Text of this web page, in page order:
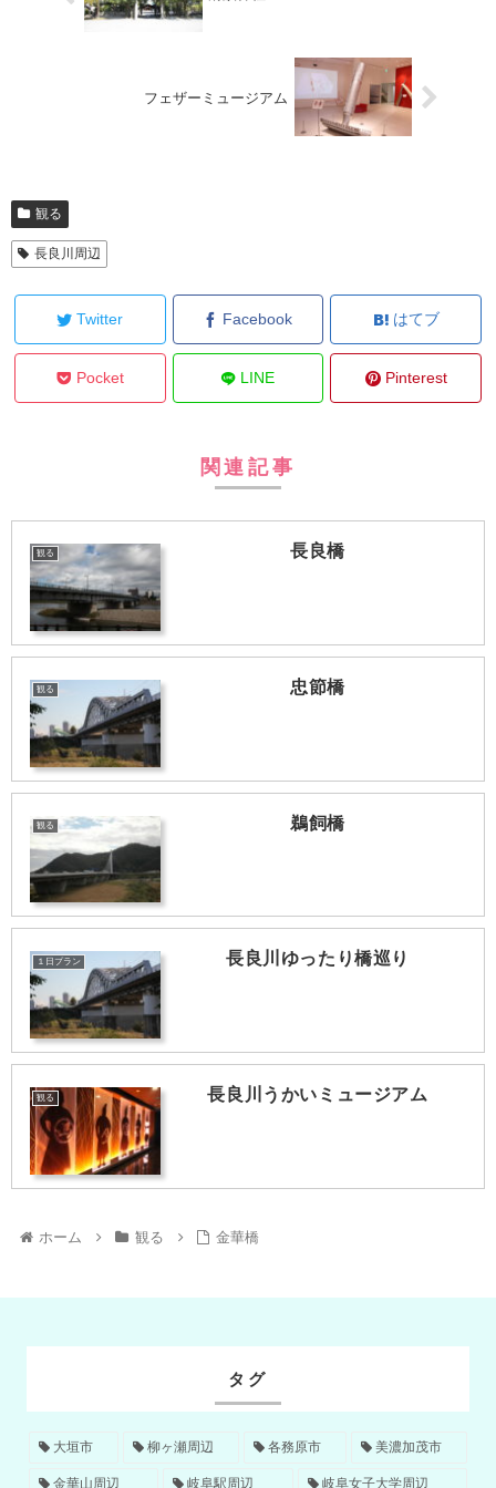
フェザーミュージアム
観る
長良川周辺
Twitter Facebook はてブ
Pocket LINE Pinterest
関連記事
観る 長良橋
観る 忠節橋
観る 鵜飼橋
１日プラン 長良川ゆったり橋巡り
観る 長良川うかいミュージアム
ホーム 観る 金華橋
タグ
大垣市 柳ヶ瀬周辺 各務原市 美濃加茂市
金華山周辺 岐阜駅周辺 岐阜女子大学周辺